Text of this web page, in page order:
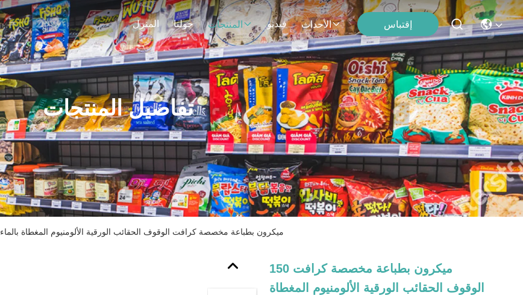
المنزل حولنا المنتجات فيديو الأحداث إقتباس
تفاصيل المنتجات
150 ميكرون بطباعة مخصصة كرافت الوقوف الحقائب الورقية الألومنيوم المغطاة بالماء
150 ميكرون بطباعة مخصصة كرافت
الوقوف الحقائب الورقية الألومنيوم المغطاة